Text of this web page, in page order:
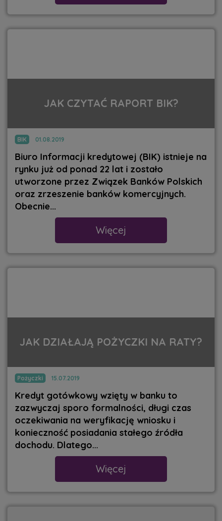
JAK CZYTAĆ RAPORT BIK?
BIK 01.08.2019
Biuro Informacji kredytowej (BIK) istnieje na
rynku już od ponad 22 lat i zostało
utworzone przez Związek Banków Polskich
oraz zrzeszenie banków komercyjnych.
Obecnie...
Więcej
JAK DZIAŁAJĄ POŻYCZKI NA RATY?
Pożyczki 15.07.2019
Kredyt gotówkowy wzięty w banku to
zazwyczaj sporo formalności, długi czas
oczekiwania na weryfikację wniosku i
konieczność posiadania stałego źródła
dochodu. Dlatego...
Więcej